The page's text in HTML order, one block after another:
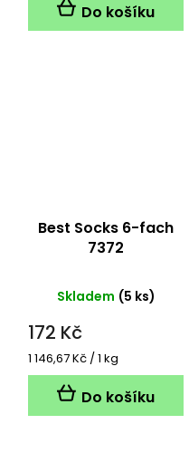
Do košíku
Best Socks 6-fach
7372
Skladem (5 ks)
172 Kč
Měrná
cena:
1 146,67 Kč / 1 kg
Do košíku